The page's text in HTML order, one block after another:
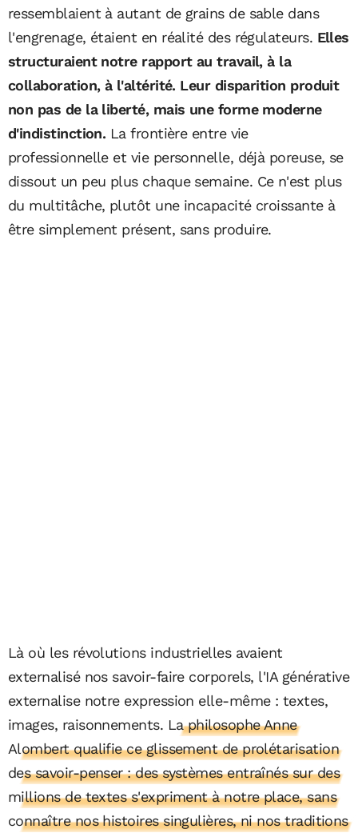
ressemblaient à autant de grains de sable dans
l'engrenage, étaient en réalité des régulateurs. Elles
structuraient notre rapport au travail, à la
collaboration, à l'altérité. Leur disparition produit
non pas de la liberté, mais une forme moderne
d'indistinction. La frontière entre vie
professionnelle et vie personnelle, déjà poreuse, se
dissout un peu plus chaque semaine. Ce n'est plus
du multitâche, plutôt une incapacité croissante à
être simplement présent, sans produire.
Là où les révolutions industrielles avaient
externalisé nos savoir-faire corporels, l'IA générative
externalise notre expression elle-même : textes,
images, raisonnements. La philosophe Anne
Alombert qualifie ce glissement de prolétarisation
des savoir-penser : des systèmes entraînés sur des
millions de textes s'expriment à notre place, sans
connaître nos histoires singulières, ni nos traditions